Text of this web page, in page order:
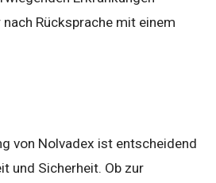
Rücksprache mit einem
von Nolvadex ist entscheidend
und Sicherheit. Ob zur